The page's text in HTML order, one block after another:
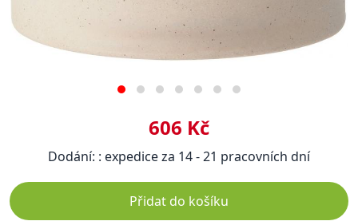
606 Kč
Dodání: : expedice za 14 - 21 pracovních dní
Přidat do košíku